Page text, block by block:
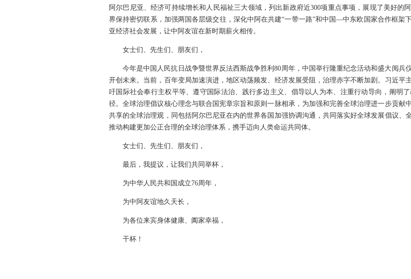
阿尔巴尼亚、经济可持续增长和人民福祉三大领域，列出新政府近300项重点事项，展现了美好的
界保持密切联系，加强两国各层级交往，深化中阿在共建“一带一路”和中国—中东欧国家合作框架
亚经济社会发展，让中阿友谊在新时期薪火相传。
女士们、先生们、朋友们，
今年是中国人民抗日战争暨世界反法西斯战争胜利80周年，中国举行隆重纪念活动和盛大阅兵
开创未来。当前，百年变局加速演进，地区动荡频发、经济发展受阻，治理赤字不断加剧。习近平
吁国际社会奉行主权平等、遵守国际法治、践行多边主义、倡导以人为本、注重行动导向，阐明
径。全球治理倡议核心理念与联合国宪章宗旨和原则一脉相承，为加强和完善全球治理进一步贡献
共享的全球治理观，同包括阿尔巴尼亚在内的世界各国加强协调沟通，共同落实好全球发展倡议、
推动构建更加公正合理的全球治理体系，携手迈向人类命运共同体。
女士们、先生们、朋友们，
最后，我提议，让我们共同举杯，
为中华人民共和国成立76周年，
为中阿友谊地久天长，
为各位来宾身体健康、阖家幸福，
干杯！